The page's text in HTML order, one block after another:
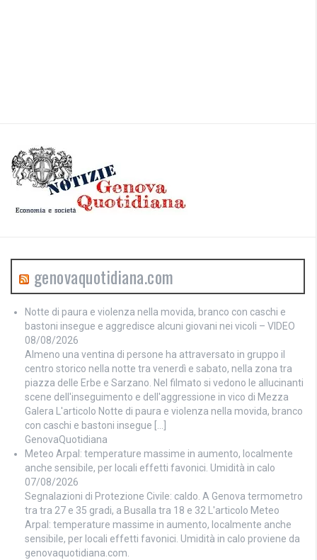
genovaquotidiana.com
Notte di paura e violenza nella movida, branco con caschi e
bastoni insegue e aggredisce alcuni giovani nei vicoli – VIDEO
08/08/2026
Almeno una ventina di persone ha attraversato in gruppo il
centro storico nella notte tra venerdì e sabato, nella zona tra
piazza delle Erbe e Sarzano. Nel filmato si vedono le allucinanti
scene dell'inseguimento e dell'aggressione in vico di Mezza
Galera L'articolo Notte di paura e violenza nella movida, branco
con caschi e bastoni insegue […]
GenovaQuotidiana
Meteo Arpal: temperature massime in aumento, localmente
anche sensibile, per locali effetti favonici. Umidità in calo
07/08/2026
Segnalazioni di Protezione Civile: caldo. A Genova termometro
tra tra 27 e 35 gradi, a Busalla tra 18 e 32 L'articolo Meteo
Arpal: temperature massime in aumento, localmente anche
sensibile, per locali effetti favonici. Umidità in calo proviene da
genovaquotidiana.com.